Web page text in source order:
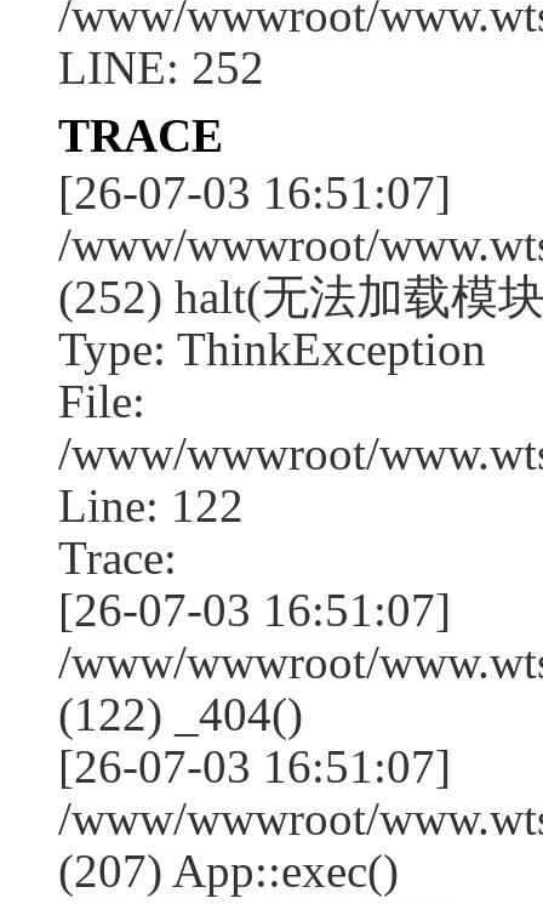
/www/wwwroot/
LINE: 252
TRACE
[26-07-03 16:51:07]
/www/wwwroot/
(252) halt(无法加载模
Type: ThinkException
File:
/www/wwwroot/
Line: 122
Trace:
[26-07-03 16:51:07]
/www/wwwroot/
(122) _404()
[26-07-03 16:51:07]
/www/wwwroot/
(207) App::exec()